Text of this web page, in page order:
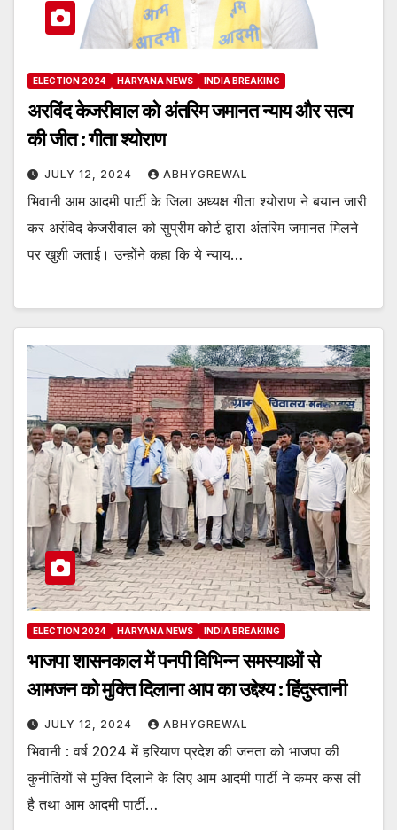
ELECTION 2024 HARYANA NEWS INDIA BREAKING
अरविंद केजरीवाल को अंतरिम जमानत न्याय और सत्य
की जीत : गीता श्योराण
JULY 12, 2024 ABHYGREWAL
भिवानी आम आदमी पार्टी के जिला अध्यक्ष गीता श्योराण ने बयान जारी
कर अरंविद केजरीवाल को सुप्रीम कोर्ट द्वारा अंतरिम जमानत मिलने
पर खुशी जताई। उन्होंने कहा कि ये न्याय…
ELECTION 2024 HARYANA NEWS INDIA BREAKING
भाजपा शासनकाल में पनपी विभिन्न समस्याओं से
आमजन को मुक्ति दिलाना आप का उद्देश्य : हिंदुस्तानी
JULY 12, 2024 ABHYGREWAL
भिवानी : वर्ष 2024 में हरियाण प्रदेश की जनता को भाजपा की
कुनीतियों से मुक्ति दिलाने के लिए आम आदमी पार्टी ने कमर कस ली
है तथा आम आदमी पार्टी…